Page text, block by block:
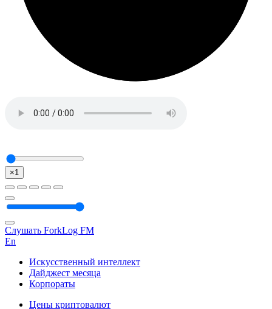
×1
Слушать ForkLog FM
En
Искусственный интеллект
Дайджест месяца
Корпораты
Цены криптовалют